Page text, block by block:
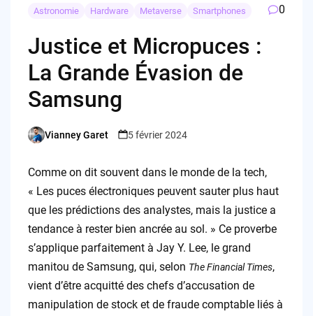
Astronomie Hardware Metaverse Smartphones 0
Justice et Micropuces :
La Grande Évasion de
Samsung
Posted
Vianney Garet 5 février 2024
Comme on dit souvent dans le monde de la tech,
« Les puces électroniques peuvent sauter plus haut
que les prédictions des analystes, mais la justice a
tendance à rester bien ancrée au sol. » Ce proverbe
s’applique parfaitement à Jay Y. Lee, le grand
manitou de Samsung, qui, selon The Financial Times,
vient d’être acquitté des chefs d’accusation de
manipulation de stock et de fraude comptable liés à